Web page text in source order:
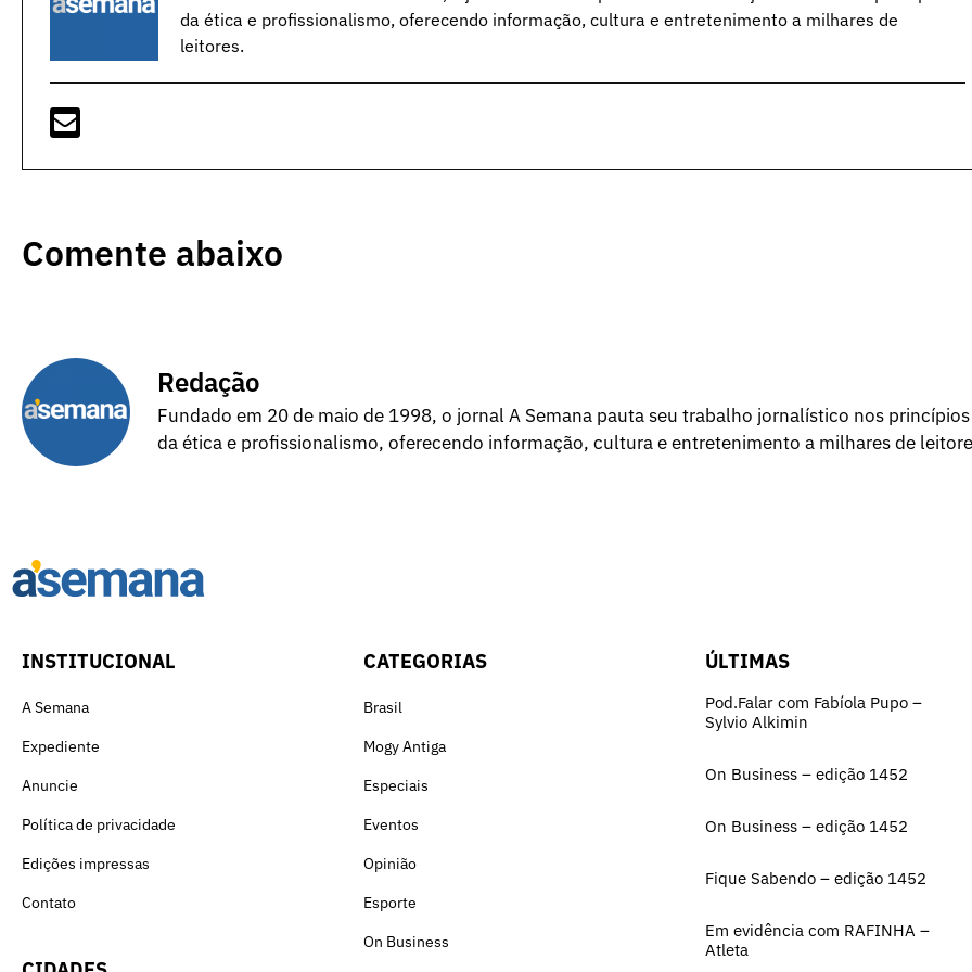
da ética e profissionalismo, oferecendo informação, cultura e entretenimento a milhares de
leitores.
Comente abaixo
Redação
Fundado em 20 de maio de 1998, o jornal A Semana pauta seu trabalho jornalístico nos princípios
da ética e profissionalismo, oferecendo informação, cultura e entretenimento a milhares de
INSTITUCIONAL
A Semana
Expediente
Anuncie
Política de privacidade
Edições impressas
Contato
CATEGORIAS
Brasil
Mogy Antiga
Especiais
Eventos
Opinião
Esporte
On Business
ÚLTIMAS
Pod.Falar com Fabíola Pupo –
Sylvio Alkimin
On Business – edição 1452
On Business – edição 1452
Fique Sabendo – edição 1452
Em evidência com RAFINHA –
Atleta